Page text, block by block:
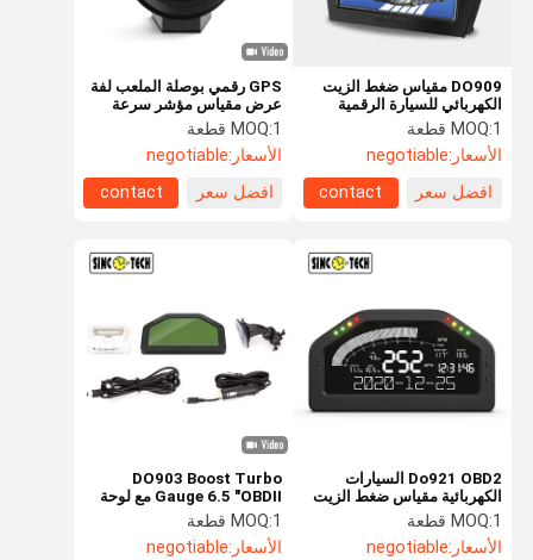
معلومات عنا
DO909 مقياس ضغط الزيت
الكهربائي للسيارة الرقمية
12000 دورة في الدقيقة مع
عرض التسريع
MOQ:1 قطعة
الأسعار:negotiable
افضل سعر
contact
GPS رقمي بوصلة الملعب لفة
عرض مقياس مؤشر سرعة
السيارة DO912
MOQ:1 قطعة
الأسعار:negotiable
افضل سعر
contact
Do921 OBD2 السيارات
الكهربائية مقياس ضغط الزيت
شاشة LCD متعددة سباق
السيارات
MOQ:1 قطعة
الأسعار:negotiable
DO903 Boost Turbo
Gauge 6.5 "OBDII مع لوحة
قيادة سيارة سباق متعددة
البلوتوث
MOQ:1 قطعة
الأسعار:negotiable